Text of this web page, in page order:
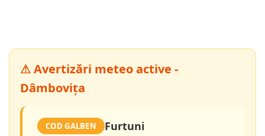
⚠ Avertizări meteo active -
Dâmbovița
COD GALBEN Furtuni